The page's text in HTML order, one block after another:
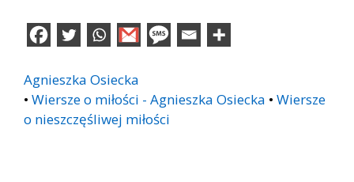
Agnieszka Osiecka
• Wiersze o miłości - Agnieszka Osiecka • Wiersze
o nieszczęśliwej miłości